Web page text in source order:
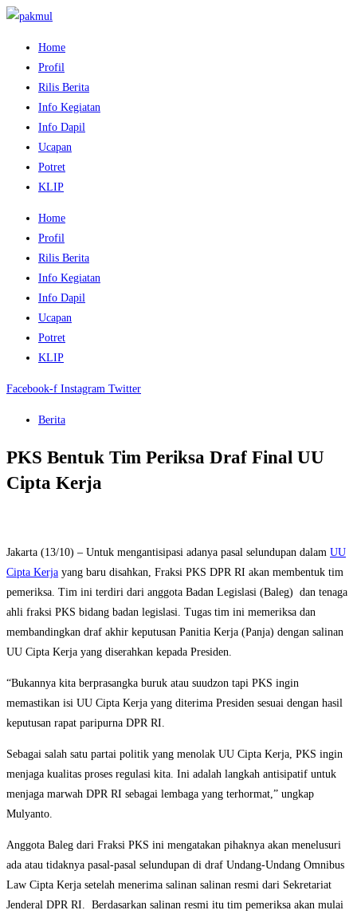
Home
Profil
Rilis Berita
Info Kegiatan
Info Dapil
Ucapan
Potret
KLIP
Home
Profil
Rilis Berita
Info Kegiatan
Info Dapil
Ucapan
Potret
KLIP
Facebook-f Instagram Twitter
Berita
PKS Bentuk Tim Periksa Draf Final UU
Cipta Kerja
Jakarta (13/10) – Untuk mengantisipasi adanya pasal selundupan dalam UU
Cipta Kerja yang baru disahkan, Fraksi PKS DPR RI akan membentuk tim
pemeriksa. Tim ini terdiri dari anggota Badan Legislasi (Baleg) dan tenaga
ahli fraksi PKS bidang badan legislasi. Tugas tim ini memeriksa dan
membandingkan draf akhir keputusan Panitia Kerja (Panja) dengan salinan
UU Cipta Kerja yang diserahkan kepada Presiden.
“Bukannya kita berprasangka buruk atau suudzon tapi PKS ingin
memastikan isi UU Cipta Kerja yang diterima Presiden sesuai dengan hasil
keputusan rapat paripurna DPR RI.
Sebagai salah satu partai politik yang menolak UU Cipta Kerja, PKS ingin
menjaga kualitas proses regulasi kita. Ini adalah langkah antisipatif untuk
menjaga marwah DPR RI sebagai lembaga yang terhormat,” ungkap
Mulyanto.
Anggota Baleg dari Fraksi PKS ini mengatakan pihaknya akan menelusuri
ada atau tidaknya pasal-pasal selundupan di draf Undang-Undang Omnibus
Law Cipta Kerja setelah menerima salinan salinan resmi dari Sekretariat
Jenderal DPR RI. Berdasarkan salinan resmi itu tim pemeriksa akan mulai